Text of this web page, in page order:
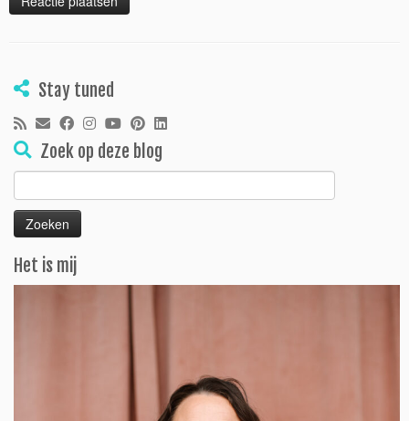
Stay tuned
Zoek op deze blog
Zoeken
naar:
Het is mij